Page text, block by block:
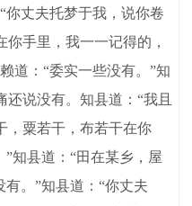
你丈夫托梦于我，说你卷
手里，我一一记得的，
道：“委实一些没有。”知
说没有。知县道：“我且
，粟若干，布若干在你
知县道：“田在某乡，屋
。”知县道：“你丈夫